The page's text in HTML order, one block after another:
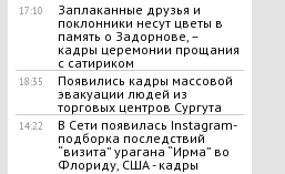
17:10
Заплаканные друзья и
поклонники несут цветы в
память о Задорнове, –
кадры церемонии прощания
с сатириком
18:35
Появились кадры массовой
эвакуации людей из
торговых центров Сургута
14:22
В Сети появилась Іnstagram-
подборка последствий
“визита” урагана “Ирма” во
Флориду, США - кадры